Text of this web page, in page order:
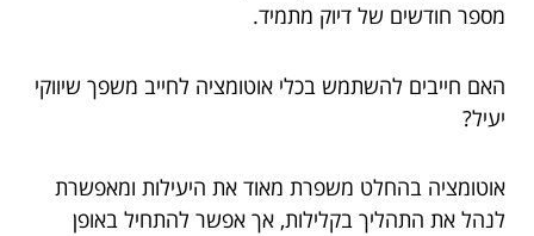
מספר חודשים של דיוק מתמיד.
האם חייבים להשתמש בכלי אוטומציה לחייב משפך שיווקי
יעיל?
אוטומציה בהחלט משפרת מאוד את היעילות ומאפשרת
לנהל את התהליך בקלילות, אך אפשר להתחיל באופן